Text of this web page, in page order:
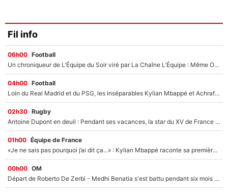
Fil info
06h00 Football
Un chroniqueur de L’Équipe du Soir viré par La Chaîne L’Équipe : Même Olivier Ménard n’avait pas pu empêcher son départ, «je l’ai appris sur Twitter, je l’ai vécu assez mal»
04h00 Football
Loin du Real Madrid et du PSG, les inséparables Kylian Mbappé et Achraf Hakimi changent d'équipe le temps d'une journée !
02h30 Rugby
Antoine Dupont en deuil : Pendant ses vacances, la star du XV de France a perdu sa grand-mère
01h00 Équipe de France
«Je ne sais pas pourquoi j’ai dit ça...» : Kylian Mbappé raconte sa première rencontre avec Zinédine Zidane (et c’est très drôle)
00h00 OM
Départ de Roberto De Zerbi - Medhi Benatia s'est battu pendant six mois pour le retenir à l'OM, le PSG a été le naufrage de trop : «Je pars avec toi»